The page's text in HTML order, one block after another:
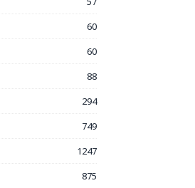
60
60
88
294
749
1247
875